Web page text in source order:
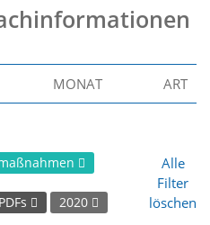
MONAT ART
2020
Alle
Filter
löschen